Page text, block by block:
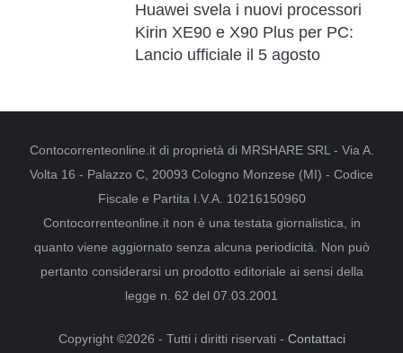
Huawei svela i nuovi processori
Kirin XE90 e X90 Plus per PC:
Lancio ufficiale il 5 agosto
Contocorrenteonline.it di proprietà di MRSHARE SRL - Via A.
Volta 16 - Palazzo C, 20093 Cologno Monzese (MI) - Codice
Fiscale e Partita I.V.A. 10216150960
Contocorrenteonline.it non è una testata giornalistica, in
quanto viene aggiornato senza alcuna periodicità. Non può
pertanto considerarsi un prodotto editoriale ai sensi della
legge n. 62 del 07.03.2001
Copyright ©2026 - Tutti i diritti riservati - Contattaci